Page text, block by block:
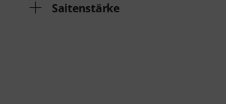
Saitenstärke